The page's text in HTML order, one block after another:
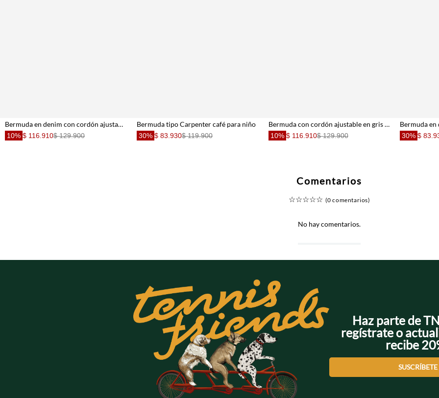
Bermuda en denim con cordón ajustable y lavado medio en azul para niño
10% $ 116.910$ 129.900
Bermuda tipo Carpenter café para niño
30% $ 83.930$ 119.900
Bermuda con cordón ajustable en gris claro para niño
10% $ 116.910$ 129.900
Bermuda
30% $
Comentarios
☆☆☆☆☆ (0 comentarios)
No hay comentarios.
Haz parte de
regístrate o
recibe